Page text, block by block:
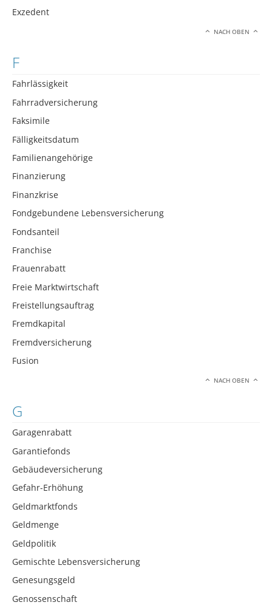
Exzedent
NACH OBEN
F
Fahrlässigkeit
Fahrradversicherung
Faksimile
Fälligkeitsdatum
Familienangehörige
Finanzierung
Finanzkrise
Fondgebundene Lebensversicherung
Fondsanteil
Franchise
Frauenrabatt
Freie Marktwirtschaft
Freistellungsauftrag
Fremdkapital
Fremdversicherung
Fusion
NACH OBEN
G
Garagenrabatt
Garantiefonds
Gebäudeversicherung
Gefahr-Erhöhung
Geldmarktfonds
Geldmenge
Geldpolitik
Gemischte Lebensversicherung
Genesungsgeld
Genossenschaft